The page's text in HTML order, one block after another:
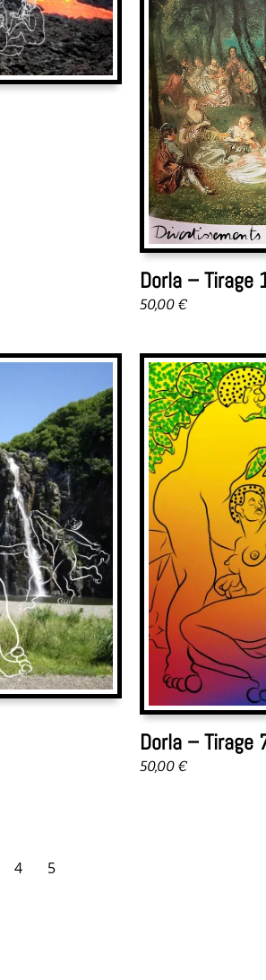
Dorla – Tirage
50,00 €
Dorla – Tirage
50,00 €
4 5